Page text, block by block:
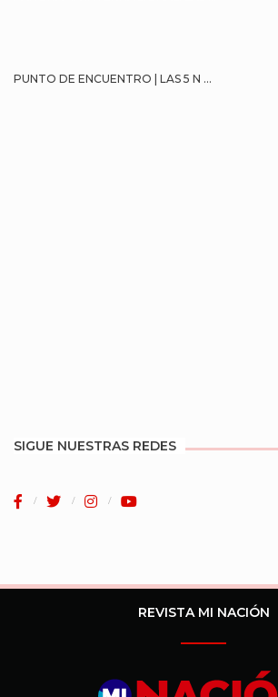
PUNTO DE ENCUENTRO | LAS 5 N ...
SIGUE NUESTRAS REDES
REVISTA MI NACIÓN